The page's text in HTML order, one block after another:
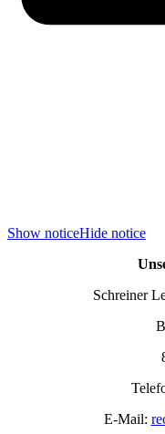
Show noticeHide notice
Schreiner
E-Mail: